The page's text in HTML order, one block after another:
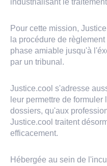
industrialisant le
Pour cette mission,
la procédure de
phase amiable jusqu'à
par un tribunal.
Justice.cool s'adresse
leur permettre de
dossiers, qu'aux
Justice.cool traitent
efficacement.
Hébergée au sein de